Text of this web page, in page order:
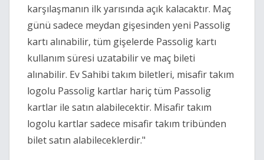
karşılaşmanın ilk yarısında açık kalacaktır. Maç
günü sadece meydan gişesinden yeni Passolig
kartı alınabilir, tüm gişelerde Passolig kartı
kullanım süresi uzatabilir ve maç bileti
alınabilir. Ev Sahibi takım biletleri, misafir takım
logolu Passolig kartlar hariç tüm Passolig
kartlar ile satın alabilecektir. Misafir takım
logolu kartlar sadece misafir takım tribünden
bilet satın alabileceklerdir."